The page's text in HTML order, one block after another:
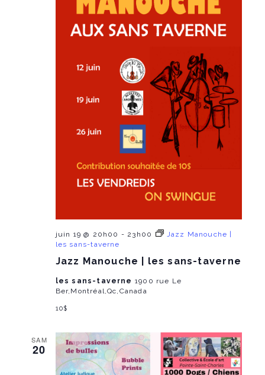
Jazz Manouche | les sans-taverne
juin 19 @ 20h00 - 23h00
Jazz Manouche |
les sans-taverne
les sans-taverne 1900 rue Le
Ber,Montréal,Qc,Canada
10$
SAM
20